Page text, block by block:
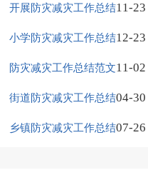
开展防灾减灾工作总结11-23
小学防灾减灾工作总结12-23
防灾减灾工作总结范文11-02
街道防灾减灾工作总结04-30
乡镇防灾减灾工作总结07-26